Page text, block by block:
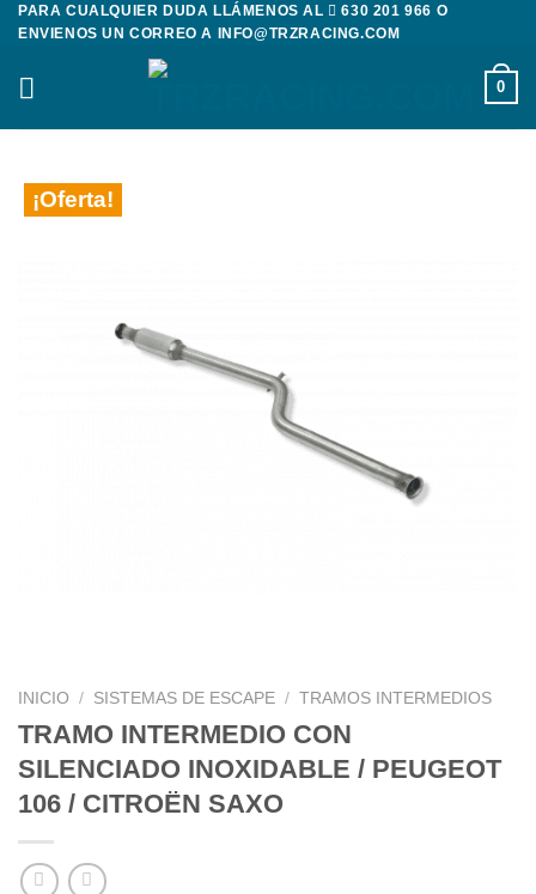
Saltar
contenido
PARA CUALQUIER DUDA LLÁMENOS AL 630 201 966 O
ENVIENOS UN CORREO A
INFO@TRZRACING.COM
0
¡Oferta!
INICIO / SISTEMAS DE ESCAPE / TRAMOS INTERMEDIOS
TRAMO INTERMEDIO CON
SILENCIADO INOXIDABLE / PEUGEOT
106 / CITROËN SAXO